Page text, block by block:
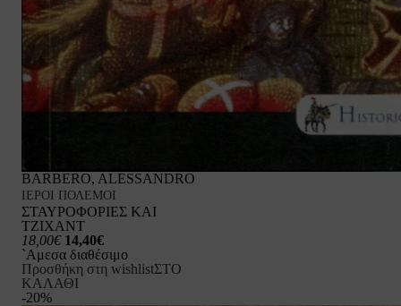
BARBERO, ALESSANDRO
ΙΕΡΟΙ ΠΟΛΕΜΟΙ
ΣΤΑΥΡΟΦΟΡΙΕΣ ΚΑΙ
ΤΖΙΧΑΝΤ
18,00€ 14,40€
`Αμεσα διαθέσιμο
Προσθήκη στη wishlistΣΤΟ
ΚΑΛΑΘΙ
-20%